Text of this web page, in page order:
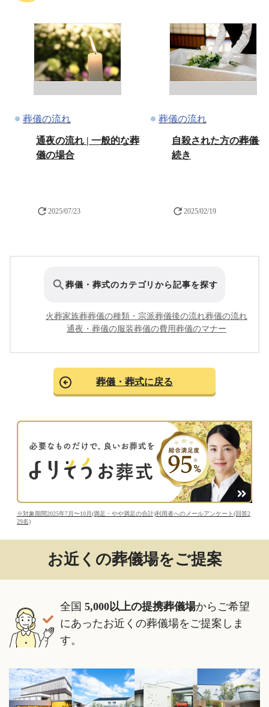
葬儀の流れ
通夜の流れ | 一般的な葬
儀の場合
2025/07/23
葬儀の流れ
自殺された方の葬儀
続き
2025/02/19
葬儀・葬式のカテゴリから記事を探す
火葬家族葬葬儀の種類・宗派葬儀後の流れ葬儀の流れ
通夜・葬儀の服装葬儀の費用葬儀のマナー
葬儀・葬式に戻る
※対象期間2025年7月〜10月(満足・やや満足の合計)利用者へのメールアンケート(回答2
29名)
お近くの葬儀場をご提案
全国 ︎ 5,000以上の提携葬儀場からご希望
にあったお近くの葬儀場をご提案しま
す。